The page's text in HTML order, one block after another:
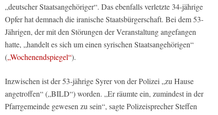
„deutscher Staatsangehöriger“. Das ebenfalls verletzte 34-jährige
Opfer hat demnach die iranische Staatsbürgerschaft. Bei dem 53-
Jährigen, der mit den Störungen der Veranstaltung angefangen
hatte, „handelt es sich um einen syrischen Staatsangehörigen“
(„Wochenendspiegel“).
Inzwischen ist der 53-jährige Syrer von der Polizei „zu Hause
angetroffen“ („BILD“) worden. „Er räumte ein, zumindest in der
Pfarrgemeinde gewesen zu sein“, sagte Polizeisprecher Steffen